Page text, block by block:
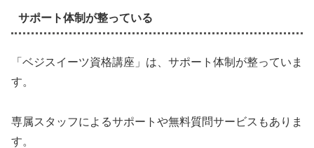
サポート体制が整っている
「ベジスイーツ資格講座」は、サポート体制が整っていま
す。
専属スタッフによるサポートや無料質問サービスもありま
す。